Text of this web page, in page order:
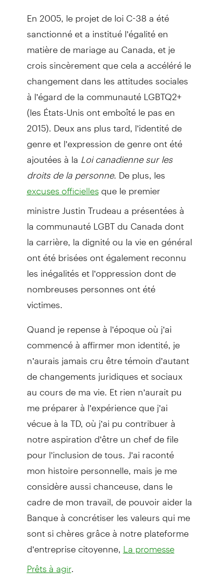
En 2005, le projet de loi C-38 a été
sanctionné et a institué l’égalité en
matière de mariage au Canada, et je
crois sincèrement que cela a accéléré le
changement dans les attitudes sociales
à l’égard de la communauté LGBTQ2+
(les États-Unis ont emboîté le pas en
2015). Deux ans plus tard, l’identité de
genre et l’expression de genre ont été
ajoutées à laLoi canadienne sur les
droits de la personne. De plus, les
excuses officiellesque le premier
ministre Justin Trudeau a présentées à
la communauté LGBT du Canada dont
la carrière, la dignité ou la vie en général
ont été brisées ont également reconnu
les inégalités et l’oppression dont de
nombreuses personnes ont été
victimes.
Quand je repense à l’époque où j’ai
commencé à affirmer mon identité, je
n’aurais jamais cru être témoin d’autant
de changements juridiques et sociaux
au cours de ma vie. Et rien n’aurait pu
me préparer à l’expérience que j’ai
vécue à la TD, où j’ai pu contribuer à
notre aspiration d’être un chef de file
pour l’inclusion de tous. J’ai raconté
mon histoire personnelle, mais je me
considère aussi chanceuse, dans le
cadre de mon travail, de pouvoir aider la
Banque à concrétiser les valeurs qui me
sont si chères grâce à notre plateforme
d’entreprise citoyenne, La promesse
Prêts à agir.